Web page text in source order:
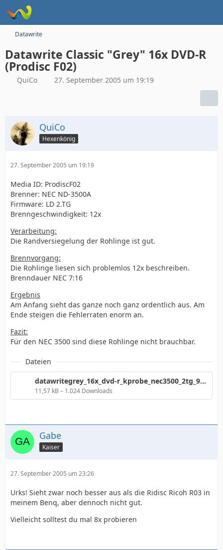
Datawrite
Datawrite Classic "Grey" 16x DVD-R
(Prodisc F02)
QuiCo 27. September 2005 um 19:19
QuiCo
Hexenkönig
27. September 2005 um 19:19
Media ID: ProdiscF02
Brenner: NEC ND-3500A
Firmware: LD 2.TG
Brenngeschwindigkeit: 12x
Verarbeitung:
Die Randversiegelung der Rohlinge ist gut.
Brennvorgang:
Die Rohlinge liesen sich problemlos 12x beschreiben.
Brenndauer NEC 7:16
Ergebnis
Am Anfang sieht das ganze noch ganz ordentlich aus. Am
Ende steigen die Fehlerraten enorm an.
Fazit:
Für den NEC 3500 sind diese Rohlinge nicht brauchbar.
Dateien
datawritegrey_16x_dvd-r_kprobe_nec3500_2tg_930.png
11,57 kB – 1.024 Downloads
Gabe
Kaiser
27. September 2005 um 23:26
Urks! Sieht zwar noch besser aus als die Ridisc Ricoh R03 in
meinem Benq, aber dennoch nicht gut.
Vielleicht solltest du mal 8x probieren